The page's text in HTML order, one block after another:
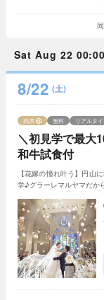
Sat Aug 22
8/22 (土)
＼初見学で最大
和牛試食付
残席 無料 リアルタ
【花嫁の憧れ叶う】円山
学♪グラーレマルヤマだか